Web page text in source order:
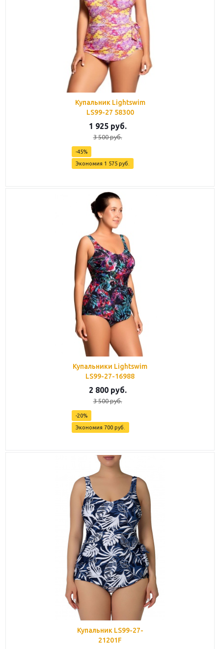
Купальник Lightswim
LS99-27 58300
1 925руб.
3 500руб.
-45%
Экономия 1 575руб.
Купальники Lightswim
LS99-27-16988
2 800руб.
3 500руб.
-20%
Экономия 700руб.
Купальник LS99-27-
21201F